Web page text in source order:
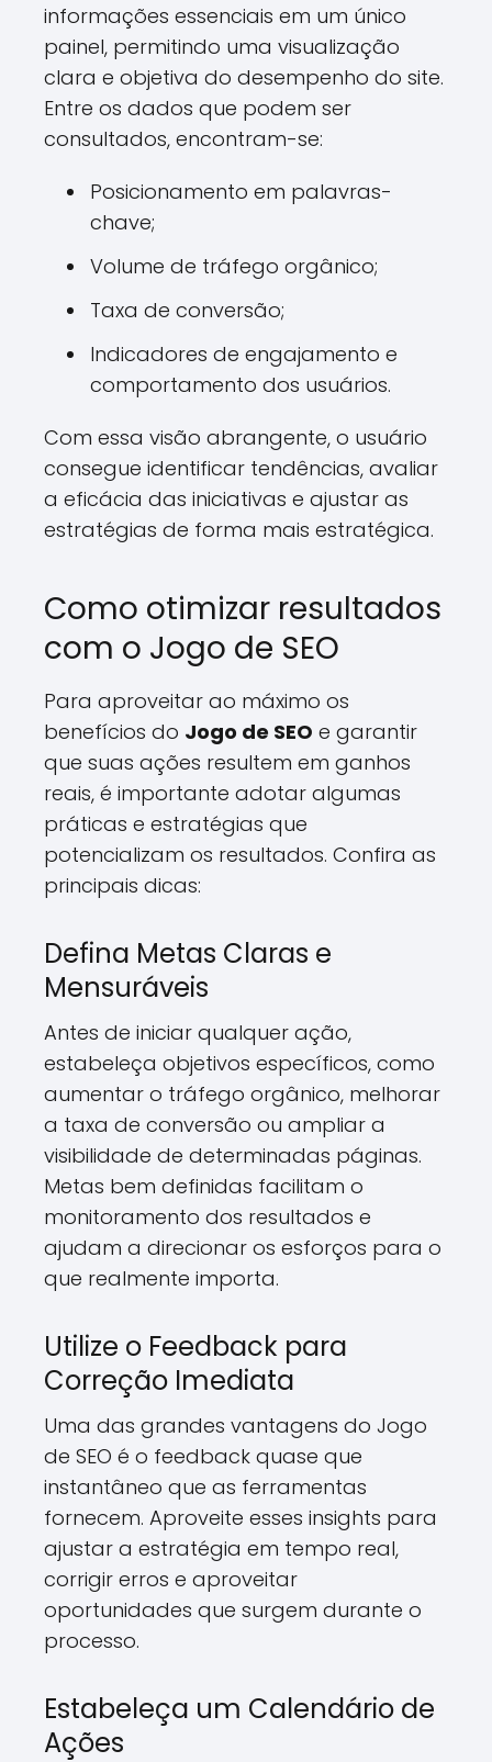
informações essenciais em um único
painel, permitindo uma visualização
clara e objetiva do desempenho do site.
Entre os dados que podem ser
consultados, encontram-se:
Posicionamento em palavras-
chave;
Volume de tráfego orgânico;
Taxa de conversão;
Indicadores de engajamento e
comportamento dos usuários.
Com essa visão abrangente, o usuário
consegue identificar tendências, avaliar
a eficácia das iniciativas e ajustar as
estratégias de forma mais estratégica.
Como otimizar resultados
com o Jogo de SEO
Para aproveitar ao máximo os
benefícios do Jogo de SEO e garantir
que suas ações resultem em ganhos
reais, é importante adotar algumas
práticas e estratégias que
potencializam os resultados. Confira as
principais dicas:
Defina Metas Claras e
Mensuráveis
Antes de iniciar qualquer ação,
estabeleça objetivos específicos, como
aumentar o tráfego orgânico, melhorar
a taxa de conversão ou ampliar a
visibilidade de determinadas páginas.
Metas bem definidas facilitam o
monitoramento dos resultados e
ajudam a direcionar os esforços para o
que realmente importa.
Utilize o Feedback para
Correção Imediata
Uma das grandes vantagens do Jogo
de SEO é o feedback quase que
instantâneo que as ferramentas
fornecem. Aproveite esses insights para
ajustar a estratégia em tempo real,
corrigir erros e aproveitar
oportunidades que surgem durante o
processo.
Estabeleça um Calendário de
Ações